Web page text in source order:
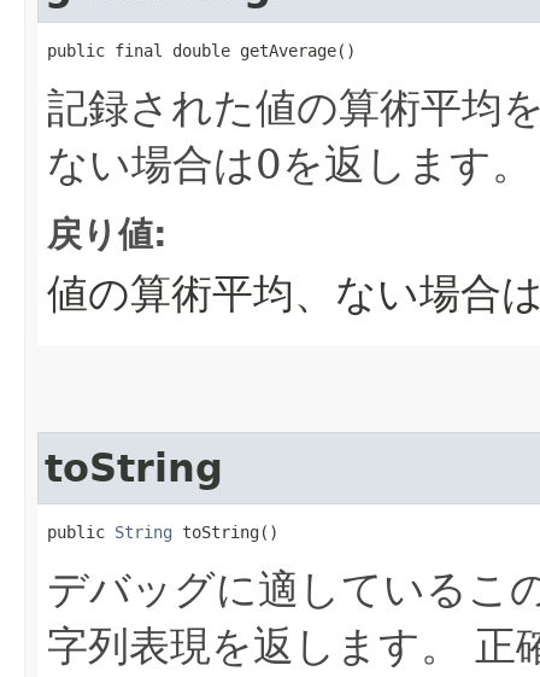
public final double getAverage()
記録された値の算術平均
ない場合は0を返します。
戻り値:
値の算術平均、ない場合
toString
public String toString()
デバッグに適しているこ
字列表現を返します。
正